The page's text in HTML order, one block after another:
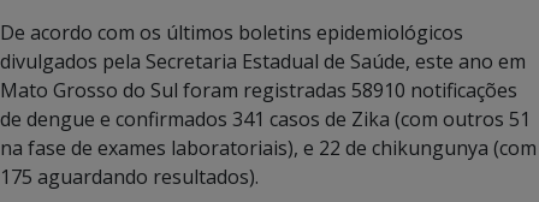
De acordo com os últimos boletins epidemiológicos
divulgados pela Secretaria Estadual de Saúde, este ano em
Mato Grosso do Sul foram registradas 58910 notificações
de dengue e confirmados 341 casos de Zika (com outros 51
na fase de exames laboratoriais), e 22 de chikungunya (com
175 aguardando resultados).